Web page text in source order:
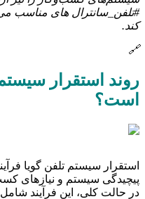
#تلفن_سانترال های مناسب می
کند.
🔗
روند استقرار
است؟
استقرار سیستم تلفن گویا
پیچیدگی سیستم و نیازهای
در حالت کلی، این فرآیند